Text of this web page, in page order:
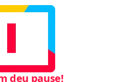
deu pause!